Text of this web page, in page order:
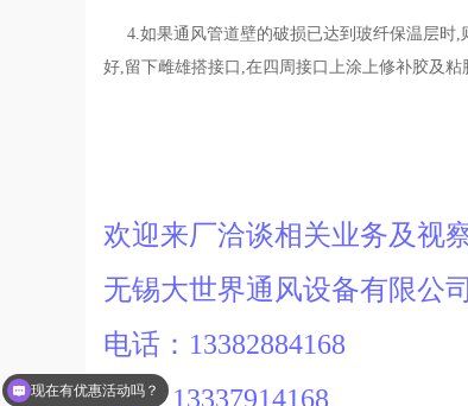
4.如果通风管道壁的破损已达到玻纤保温层时,
好,留下雌雄搭接口,在四周接口上涂上修补胶及粘
欢迎来厂洽谈相关业务及视
无锡大世界通风设备有限公司
电话：13382884168
QQ：13337914168
现在有优惠活动吗？